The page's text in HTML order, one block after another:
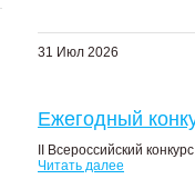
31 Июл 2026
Ежегодный
II Всероссийский
Читать далее